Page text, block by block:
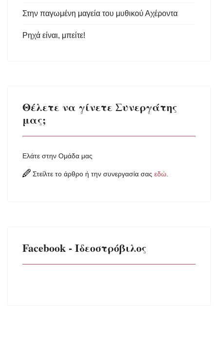
Στην παγωμένη μαγεία του μυθικού Αχέροντα
Ρηχά είναι, μπείτε!
Θέλετε να γίνετε Συνεργάτης
μας;
Ελάτε στην Ομάδα μας
Στείλτε το άρθρο ή την συνεργασία σας εδώ
Facebook - Ιδεοστρόβιλος